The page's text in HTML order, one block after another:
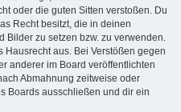
oder die guten Sitten verstoßen. Du
Recht besitzt, die in deinen
zu setzen bzw. zu verwenden.
Hausrecht aus. Bei Verstößen gegen
anderer im Board veröffentlichten
Abmahnung zeitweise oder
Boards ausschließen und dir ein